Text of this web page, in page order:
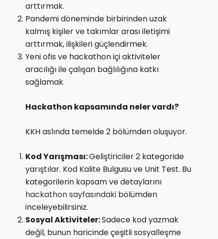
arttırmak.
Pandemi döneminde birbirinden uzak
kalmış kişiler ve takımlar arası iletişimi
arttırmak, ilişkileri güçlendirmek.
Yeni ofis ve hackathon içi aktiviteler
aracılığı ile çalışan bağlılığına katkı
sağlamak
Hackathon kapsamında neler vardı?
KKH aslında temelde 2 bölümden oluşuyor.
Kod Yarışması:Geliştiriciler 2 kategoride
yarıştılar. Kod Kalite Bulgusu ve Unit Test. Bu
kategorilerin kapsam ve detaylarını
hackathon sayfasındakibölümden
inceleyebilirsiniz.
Sosyal Aktiviteler:Sadece kod yazmak
değil, bunun haricinde çeşitli sosyalleşme